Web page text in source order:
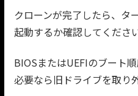
クローンが完了したら、タ
起動するか確認してください
BIOSまたはUEFIのブート
必要なら旧ドライブを取り